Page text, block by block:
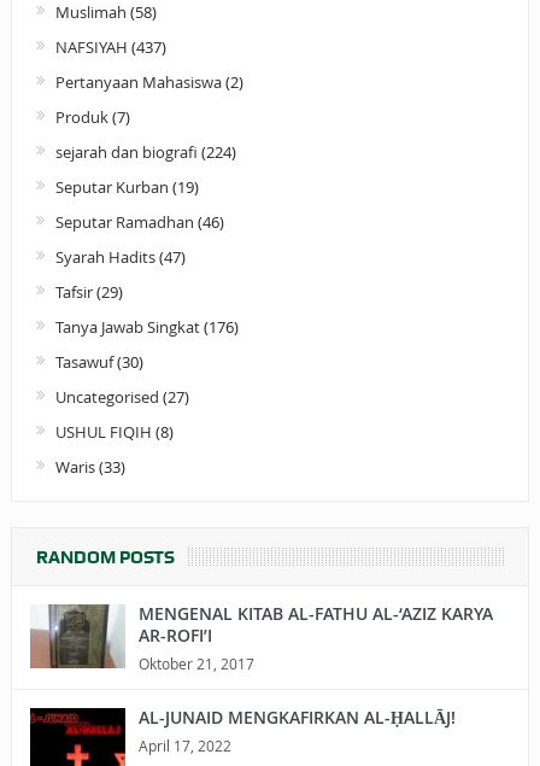
Muslimah (58)
NAFSIYAH (437)
Pertanyaan Mahasiswa(2)
Produk(7)
sejarah dan biografi (224)
Seputar Kurban (19)
Seputar Ramadhan (46)
Syarah Hadits(47)
Tafsir(29)
Tanya Jawab Singkat(176)
Tasawuf(30)
Uncategorised (27)
USHUL FIQIH (8)
Waris(33)
RANDOM POSTS
MENGENAL KITAB AL-FATHU AL-‘AZIZ KARYA
AR-ROFI’I
Oktober 21, 2017
AL-JUNAID MENGKAFIRKAN AL-ḤALLĀJ!
April 17, 2022